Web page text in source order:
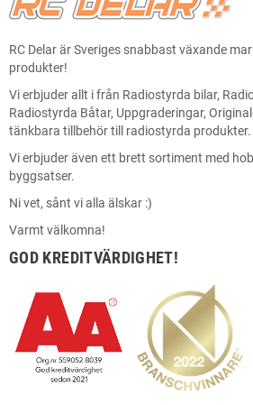
RC Delar är Sveriges snabbast växande
produkter!
Vi erbjuder allt i från Radiostyrda bilar,
Radiostyrda Båtar, Uppgraderingar,
tänkbara tillbehör till radiostyrda produkter.
Vi erbjuder även ett brett sortiment med
byggsatser.
Ni vet, sånt vi alla älskar :)
Varmt välkomna!
GOD KREDITVÄRDIGHET!